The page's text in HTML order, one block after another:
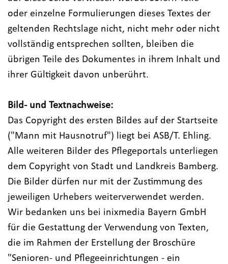
oder einzelne Formulierungen dieses Textes der
geltenden Rechtslage nicht, nicht mehr oder nicht
vollständig entsprechen sollten, bleiben die
übrigen Teile des Dokumentes in ihrem Inhalt und
ihrer Gültigkeit davon unberührt.
Bild- und Textnachweise:
Das Copyright des ersten Bildes auf der Startseite
("Mann mit Hausnotruf") liegt bei ASB/T. Ehling.
Alle weiteren Bilder des Pflegeportals unterliegen
dem Copyright von Stadt und Landkreis Bamberg.
Die Bilder dürfen nur mit der Zustimmung des
jeweiligen Urhebers weiterverwendet werden.
Wir bedanken uns bei inixmedia Bayern GmbH
für die Gestattung der Verwendung von Texten,
die im Rahmen der Erstellung der Broschüre
"Senioren- und Pflegeeinrichtungen - ein